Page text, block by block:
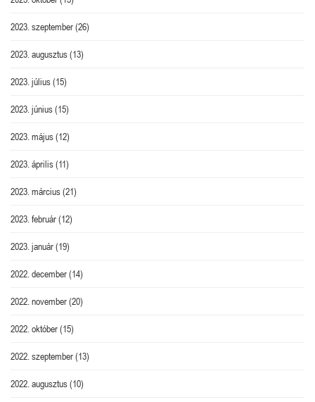
2023. szeptember(26)
2023. augusztus(13)
2023. július(15)
2023. június(15)
2023. május(12)
2023. április(11)
2023. március(21)
2023. február(12)
2023. január(19)
2022. december(14)
2022. november(20)
2022. október(15)
2022. szeptember(13)
2022. augusztus(10)